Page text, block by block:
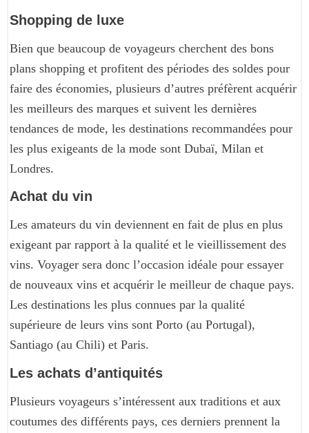
Shopping de luxe
Bien que beaucoup de voyageurs cherchent des bons
plans shopping et profitent des périodes des soldes pour
faire des économies, plusieurs d’autres préfèrent acquérir
les meilleurs des marques et suivent les dernières
tendances de mode, les destinations recommandées pour
les plus exigeants de la mode sont Dubaï, Milan et
Londres.
Achat du vin
Les amateurs du vin deviennent en fait de plus en plus
exigeant par rapport à la qualité et le vieillissement des
vins. Voyager sera donc l’occasion idéale pour essayer
de nouveaux vins et acquérir le meilleur de chaque pays.
Les destinations les plus connues par la qualité
supérieure de leurs vins sont Porto (au Portugal),
Santiago (au Chili) et Paris.
Les achats d’antiquités
Plusieurs voyageurs s’intéressent aux traditions et aux
coutumes des différents pays, ces derniers prennent la